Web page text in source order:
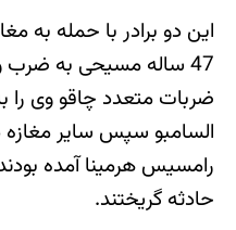
این دو برادر با حمله به
47 ساله مسیحی به
ضربات متعدد چاقو وی را
السامبو سپس سایر
رامسیس هرمینا آمده
حادثه گریختند.